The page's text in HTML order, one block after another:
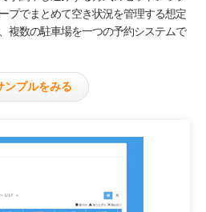
プでまとめて空き状況を管理する想定
複数の駐車場を一つの予約システムで
ンプルをみる